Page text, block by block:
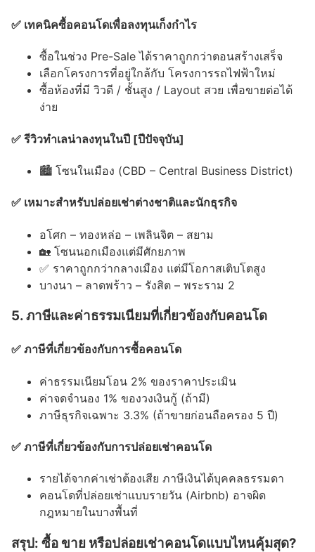
✅ เทคนิคซื้อคอนโดเพื่อลงทุนเก็งกำไร
ซื้อในช่วง Pre-Sale ได้ราคาถูกกว่าตอนสร้างเสร็จ
เลือกโครงการที่อยู่ใกล้กับ โครงการรถไฟฟ้าใหม่
ซื้อห้องที่มี วิวดี / ชั้นสูง / Layout สวย เพื่อขายต่อได้
ง่าย
✅ รีวิวทำเลน่าลงทุนในปี [ปีปัจจุบัน]
🏙 โซนในเมือง (CBD – Central Business District)
✅ เหมาะสำหรับปล่อยเช่าต่างชาติและนักธุรกิจ
อโศก – ทองหล่อ – เพลินจิต – สยาม
🏡 โซนนอกเมืองแต่มีศักยภาพ
✅ ราคาถูกกว่ากลางเมือง แต่มีโอกาสเติบโตสูง
บางนา – ลาดพร้าว – รังสิต – พระราม 2
5. ภาษีและค่าธรรมเนียมที่เกี่ยวข้องกับคอนโด
✅ ภาษีที่เกี่ยวข้องกับการซื้อคอนโด
ค่าธรรมเนียมโอน 2% ของราคาประเมิน
ค่าจดจำนอง 1% ของวงเงินกู้ (ถ้ามี)
ภาษีธุรกิจเฉพาะ 3.3% (ถ้าขายก่อนถือครอง 5 ปี)
✅ ภาษีที่เกี่ยวข้องกับการปล่อยเช่าคอนโด
รายได้จากค่าเช่าต้องเสีย ภาษีเงินได้บุคคลธรรมดา
คอนโดที่ปล่อยเช่าแบบรายวัน (Airbnb) อาจผิด
กฎหมายในบางพื้นที่
สรุป: ซื้อ ขาย หรือปล่อยเช่าคอนโดแบบไหนคุ้มสุด?